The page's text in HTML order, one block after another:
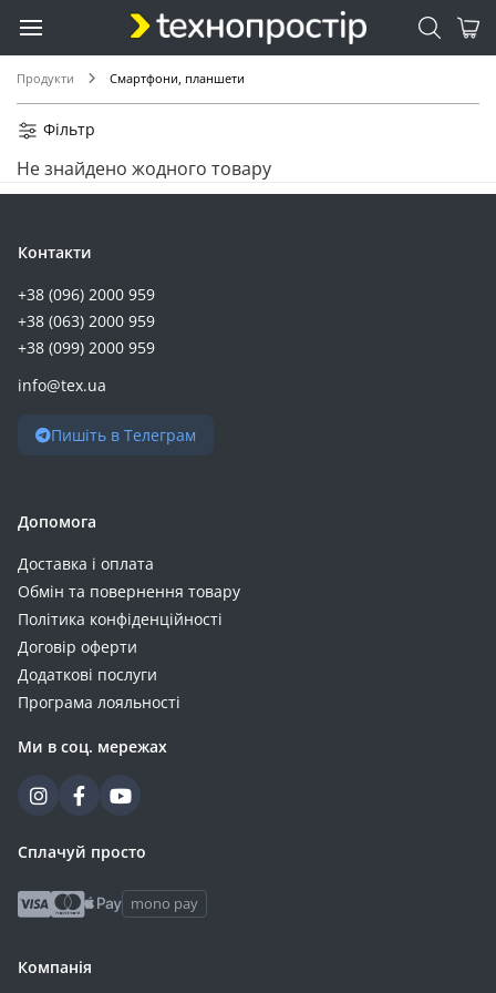
Продукти Смартфони, планшети
Sharp (3)
Gigaset (2)
Hotwav (2)
Lifecell (2)
Shockproof (2)
Boox (1)
Chuwi (1)
Фільтр
Не знайдено жодного товару
Контакти
+38 (096) 2000 959
+38 (063) 2000 959
+38 (099) 2000 959
info@tex.ua
Пишіть в Телеграм
Допомога
Доставка і оплата
Обмін та повернення товару
Політика конфіденційності
Договір оферти
Додаткові послуги
Програма лояльності
Ми в соц. мережах
Сплачуй просто
mono pay
Компанія